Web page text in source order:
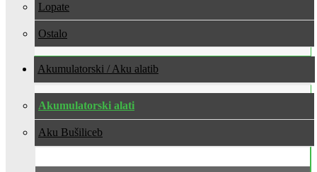
Lopate
Ostalo
Akumulatorski / Aku alati
Akumulatorski alati
Aku Bušilice